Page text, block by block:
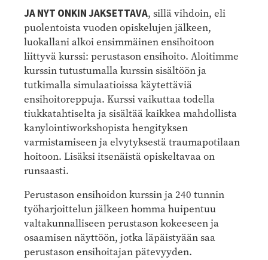
JA NYT ONKIN JAKSETTAVA, sillä vihdoin, eli
puolentoista vuoden opiskelujen jälkeen,
luokallani alkoi ensimmäinen ensihoitoon
liittyvä kurssi: perustason ensihoito. Aloitimme
kurssin tutustumalla kurssin sisältöön ja
tutkimalla simulaatioissa käytettäviä
ensihoitoreppuja. Kurssi vaikuttaa todella
tiukkatahtiselta ja sisältää kaikkea mahdollista
kanylointiworkshopista hengityksen
varmistamiseen ja elvytyksestä traumapotilaan
hoitoon. Lisäksi itsenäistä opiskeltavaa on
runsaasti.
Perustason ensihoidon kurssin ja 240 tunnin
työharjoittelun jälkeen homma huipentuu
valtakunnalliseen perustason kokeeseen ja
osaamisen näyttöön, jotka läpäistyään saa
perustason ensihoitajan pätevyyden.